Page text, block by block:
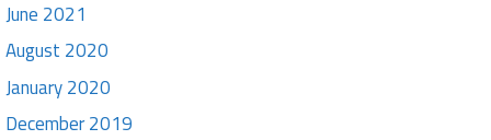
June 2021
August 2020
January 2020
December 2019